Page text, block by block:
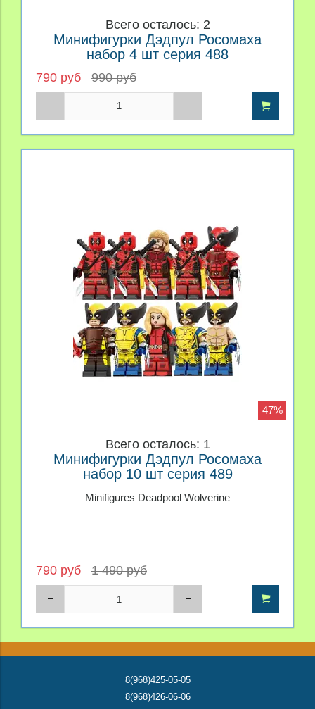
Всего осталось: 2
Минифигурки Дэдпул Росомаха
набор 4 шт серия 488
790 руб 990 руб
47%
Всего осталось: 1
Минифигурки Дэдпул Росомаха
набор 10 шт серия 489
Minifigures Deadpool Wolverine
790 руб 1 490 руб
8(968)425-05-05
8(968)426-06-06